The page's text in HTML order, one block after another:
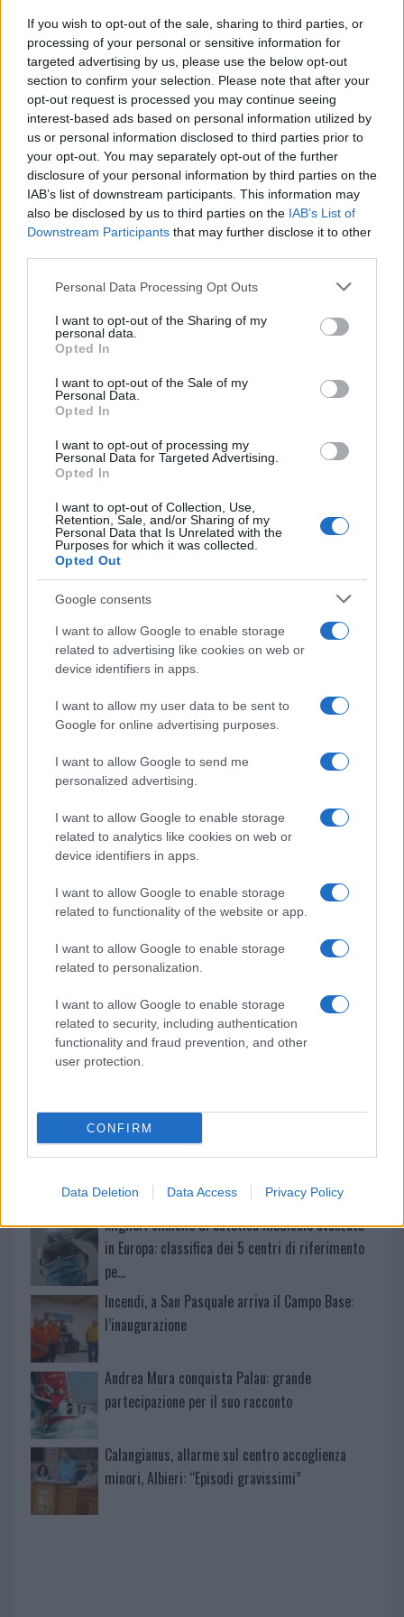
If you wish to opt-out of the sale, sharing to third parties, or
processing of your personal or sensitive information for
targeted advertising by us, please use the below opt-out
section to confirm your selection. Please note that after your
opt-out request is processed you may continue seeing
interest-based ads based on personal information utilized by
us or personal information disclosed to third parties prior to
your opt-out. You may separately opt-out of the further
disclosure of your personal information by third parties on the
IAB’s list of downstream participants. This information may
also be disclosed by us to third parties on the IAB’s List of
Downstream Participants that may further disclose it to other
Please note that this website/app uses one or more Google
not limited to your visit or usage behaviour. You may click to
grant or deny consent to Google and its third-party tags to
use your data for below specified purposes in below Google
consent section.
Personal Data Processing Opt Outs
I want to opt-out of the Sharing of my
personal data.
Opted In
I want to opt-out of the Sale of my
Personal Data.
Opted In
I want to opt-out of processing my
Personal Data for Targeted Advertising.
Opted In
I want to opt-out of Collection, Use,
Retention, Sale, and/or Sharing of my
Personal Data that Is Unrelated with the
Purposes for which it was collected.
Opted Out
Google consents
I want to allow Google to enable storage
related to advertising like cookies on web or
device identifiers in apps.
I want to allow my user data to be sent to
Google for online advertising purposes.
I want to allow Google to send me
personalized advertising.
I want to allow Google to enable storage
related to analytics like cookies on web or
device identifiers in apps.
I want to allow Google to enable storage
related to functionality of the website or app.
I want to allow Google to enable storage
related to personalization.
I want to allow Google to enable storage
related to security, including authentication
functionality and fraud prevention, and other
user protection.
CONFIRM
Data Deletion Data Access Privacy Policy
principale è dare continuità al lavoro svolto,
puntando sulla trasparenza e sulla
partecipazione democratica per non
interrompere la crescita del territorio. Tra i
traguardi rivendicati spicca l’apertura del
primo lotto del porto turistico, insieme a
numerosi investimenti in ambito sociale,
culturale e sportivo. La squadra, rimasta unita
nonostante un mandato definito faticoso ma
emozionante, è ora impegnata nella
Vuoi rimuovere le pubblicità nazionali?
Puoi abbonarti asoli € 1,10 al mese
cliccandoqui
Sei già abbonato?
sezioneLogindal menù del sito o
cliccandoqui
TEMI:
Amministrative 2026 Gallura
Amministrative Gallura
Comunali 2026 Gallura
Comunali Gallura
Elezioni 2026 Gallura
Elezioni Gallura
Gallura Notizie
Notizie Sardegna
F
a
ce
b
o
o
k
T
w
it
te
r
Pi
n
te
re
st
W
h
at
s
A
p
p
h
a
Articolo precedente
Prossimo articolo
NOTIZIE RECENTI
Film internazionale, casting per comparse in
Costa Smeralda
Porto Rotondo ospita la grande sfida della vela
Controlli all’aeroporto di Olbia, sequestrati
Migliori cliniche di estetica medicale avanzata
in Europa: classifica dei 5 centri di riferimento
pe…
Incendi, a San Pasquale arriva il Campo Base:
l’inaugurazione
Andrea Mura conquista Palau: grande
partecipazione per il suo racconto
Calangianus, allarme sul centro accoglienza
minori, Albieri: “Episodi gravissimi”